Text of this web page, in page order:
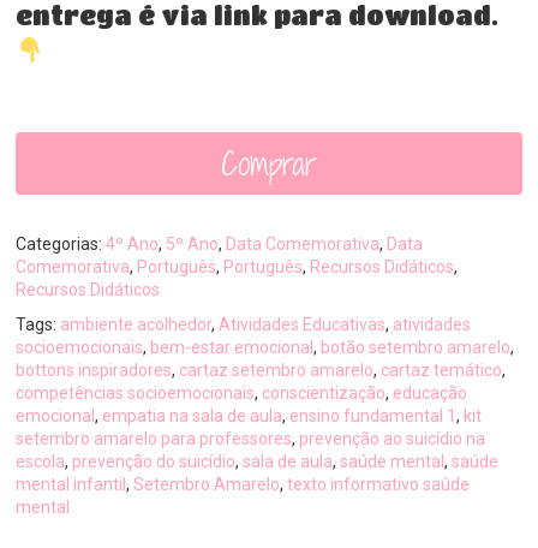
entrega é via link para download.
Comprar
Categorias:4º Ano, 5º Ano, Data Comemorativa, Data
Comemorativa, Português, Português, Recursos Didáticos,
Recursos Didáticos
Tags: ambiente acolhedor, Atividades Educativas, atividades
socioemocionais, bem-estar emocional, botão setembro amarelo,
bottons inspiradores, cartaz setembro amarelo, cartaz temático,
competências socioemocionais, conscientização, educação
emocional, empatia na sala de aula, ensino fundamental 1, kit
setembro amarelo para professores, prevenção ao suicídio na
escola, prevenção do suicídio,sala de aula,saúde mental,saúde
mental infantil,Setembro Amarelo,texto informativo saúde
mental